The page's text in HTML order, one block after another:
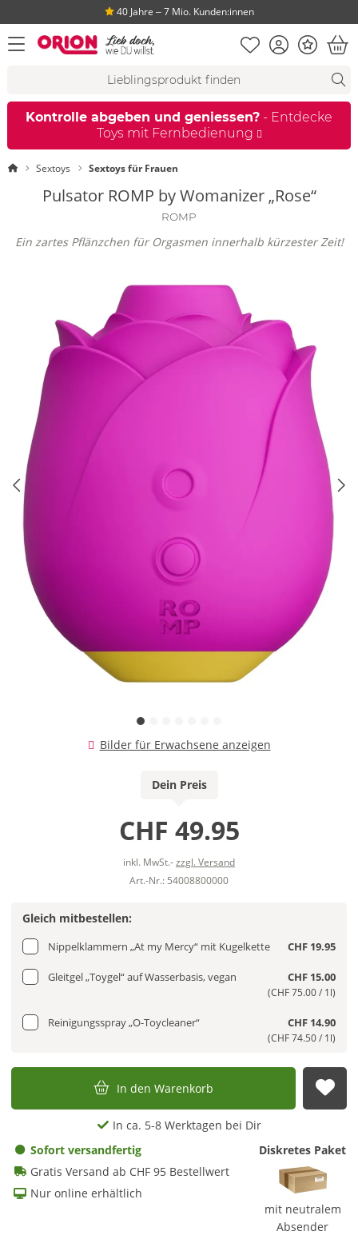
40 Jahre ‒ 7 Mio. Kunden:innen
Menü öffnen Merkliste
KontoBonus
Kontrolle abgeben und geniessen? - Entdecke
Toys mit Fernbedienung
Startseite
Sextoys Sextoys für Frauen
Pulsator ROMP by Womanizer „Rose“
ROMP
Ein zartes Pflänzchen für Orgasmen innerhalb kürzester Zeit!
Bilder für Erwachsene anzeigen
Dein Preis
CHF 49.95
inkl. MwSt.-zzgl. Versand
Art.-Nr.: 54008800000
Gleich mitbestellen:
Nippelklammern „At my Mercy“ mit Kugelkette CHF 19.95
Gleitgel „Toygel“ auf Wasserbasis, vegan CHF 15.00
(CHF 75.00 / 1l)
Reinigungsspray „O-Toycleaner“ CHF 14.90
(CHF 74.50 / 1l)
In den Warenkorb
In ca. 5-8 Werktagen bei Dir
Sofort versandfertig
Gratis Versand ab CHF 95 Bestellwert
Nur online erhältlich
Diskretes Paket
mit neutralem
Absender